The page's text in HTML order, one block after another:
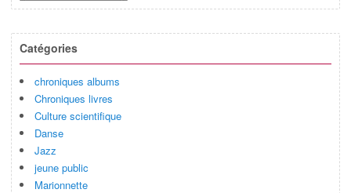
Catégories
chroniques albums
Chroniques livres
Culture scientifique
Danse
Jazz
jeune public
Marionnette